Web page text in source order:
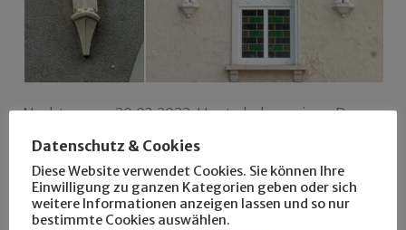
Nachtrag am 20.03.2022:Heute haben wir an Dr.
Günter Hempels Freimaurer-Stadtführung
teilgenommen, die von der frei- und
außenstehenden Nikolaikirchsäule im Zickzackkurs
zum Goldenen Schiff führt. Wir können diese
Datenschutz & Cookies
Diese Website verwendet Cookies. Sie können Ihre
Einwilligung zu ganzen Kategorien geben oder sich
weitere Informationen anzeigen lassen und so nur
bestimmte Cookies auswählen.